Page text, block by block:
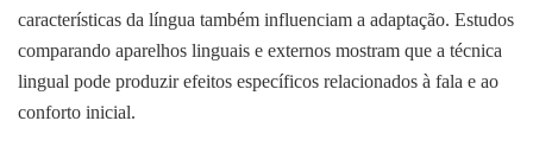
características da língua também influenciam a adaptação. Estudos
comparando aparelhos linguais e externos mostram que a técnica
lingual pode produzir efeitos específicos relacionados à fala e ao
conforto inicial.